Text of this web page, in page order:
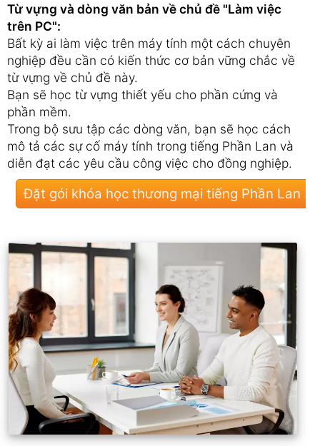
Từ vựng và dòng văn bản về chủ đề "Làm việc
trên PC":
Bất kỳ ai làm việc trên máy tính một cách chuyên
nghiệp đều cần có kiến ​​thức cơ bản vững chắc về
từ vựng về chủ đề này.
Bạn sẽ học từ vựng thiết yếu cho phần cứng và
phần mềm.
Trong bộ sưu tập các dòng văn, bạn sẽ học cách
mô tả các sự cố máy tính trong tiếng Phần Lan và
diễn đạt các yêu cầu công việc cho đồng nghiệp.
Đặt gói khóa học thương mại tiếng Phần Lan »